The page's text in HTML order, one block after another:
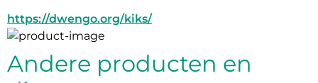
https://dwengo.org/kiks/
Andere producten en